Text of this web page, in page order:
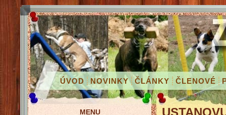
ÚVOD NOVINKY ČLÁNKY ČLENOVÉ
MENU